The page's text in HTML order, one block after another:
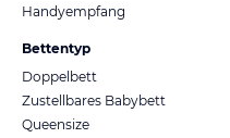
Handyempfang
Bettentyp
Doppelbett
Zustellbares Babybett
Queensize